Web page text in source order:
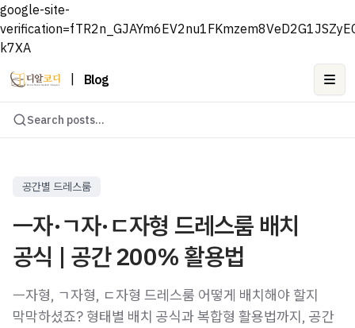
google-site-
k7XA
Blog
Search posts...
공간별 드레스룸
ㅡ자·ㄱ자·ㄷ자형 드레스룸 배치
공식 | 공간 200% 활용법
ㅡ자형, ㄱ자형, ㄷ자형 드레스룸 어떻게 배치해야 할지
막막하셨죠? 형태별 배치 공식과 복합형 활용법까지, 공간